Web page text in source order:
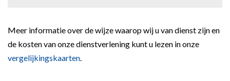
Meer informatie over de wijze waarop wij u van dienst zijn en
de kosten van onze dienstverlening kunt u lezen in onze
vergelijkingskaarten.